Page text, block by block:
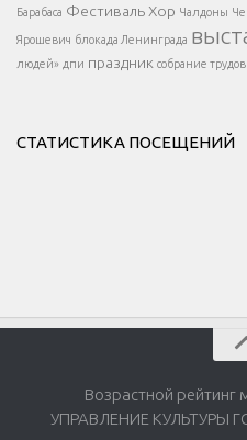
Барабаса Фестиваль Хор Чалдоны
Ярошевич блокада Ленинграда
людей» дпи праздник собрание
СТАТИСТИКА ПОСЕЩЕНИЙ
Возрастной рейтинг
УПРАВЛЕНИЕ КУЛЬТУРЫ